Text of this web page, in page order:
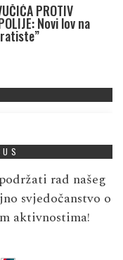
PROTIV
Novi lov na
rad našeg
svjedočanstvo o
aktivnostima!